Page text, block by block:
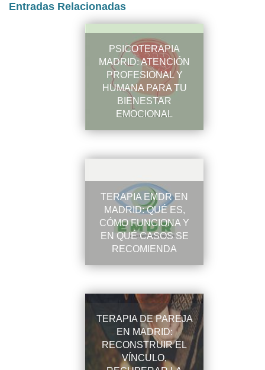
Entradas Relacionadas
PSICOTERAPIA
MADRID: ATENCIÓN
PROFESIONAL Y
HUMANA PARA TU
BIENESTAR
EMOCIONAL
TERAPIA EMDR EN
MADRID: QUÉ ES,
CÓMO FUNCIONA Y
EN QUÉ CASOS SE
RECOMIENDA
TERAPIA DE PAREJA
EN MADRID:
RECONSTRUIR EL
VÍNCULO,